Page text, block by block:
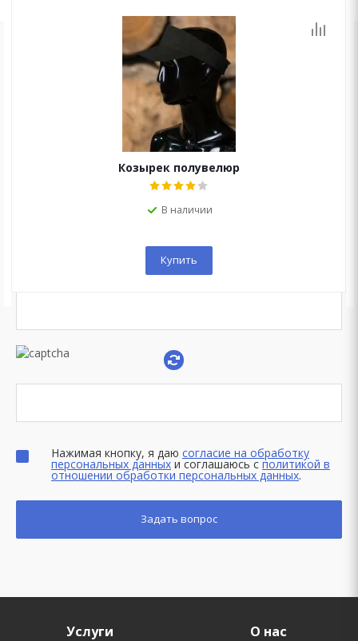
Козырек полувелюр
В наличии
Купить
ОСТАЛИСЬ ВОПРОСЫ?
Мы перезвоним Вам в течение 15 минут!
Нажимая кнопку, я даю согласие на обработку
персональных данных и соглашаюсь сполитикой в
отношении обработки персональных данных.
Услуги О нас